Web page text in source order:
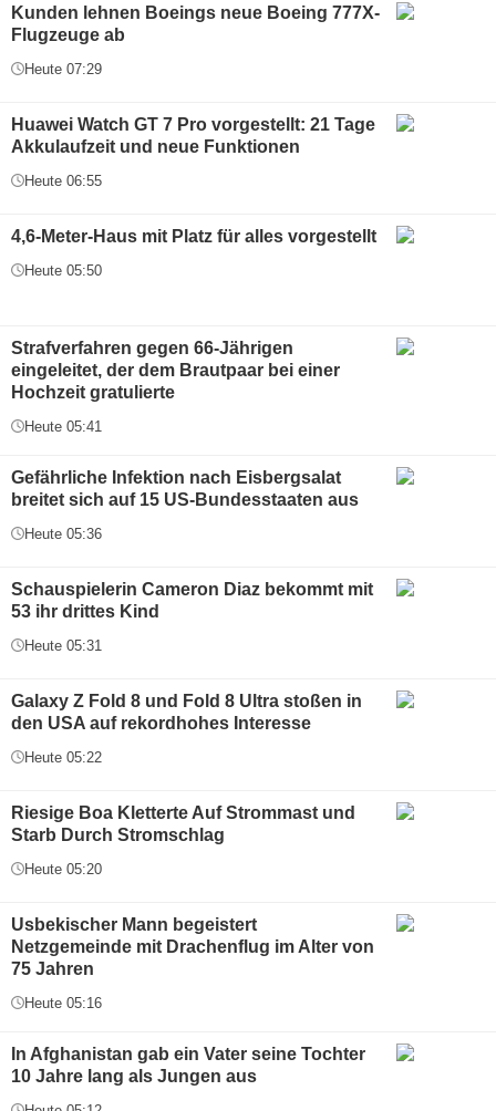
Kunden lehnen Boeings neue Boeing 777X-
Flugzeuge ab
Heute 07:29
Huawei Watch GT 7 Pro vorgestellt: 21 Tage
Akkulaufzeit und neue Funktionen
Heute 06:55
4,6-Meter-Haus mit Platz für alles vorgestellt
Heute 05:50
Strafverfahren gegen 66-Jährigen
eingeleitet, der dem Brautpaar bei einer
Hochzeit gratulierte
Heute 05:41
Gefährliche Infektion nach Eisbergsalat
breitet sich auf 15 US-Bundesstaaten aus
Heute 05:36
Schauspielerin Cameron Diaz bekommt mit
53 ihr drittes Kind
Heute 05:31
Galaxy Z Fold 8 und Fold 8 Ultra stoßen in
den USA auf rekordhohes Interesse
Heute 05:22
Riesige Boa Kletterte Auf Strommast und
Starb Durch Stromschlag
Heute 05:20
Usbekischer Mann begeistert
Netzgemeinde mit Drachenflug im Alter von
75 Jahren
Heute 05:16
In Afghanistan gab ein Vater seine Tochter
10 Jahre lang als Jungen aus